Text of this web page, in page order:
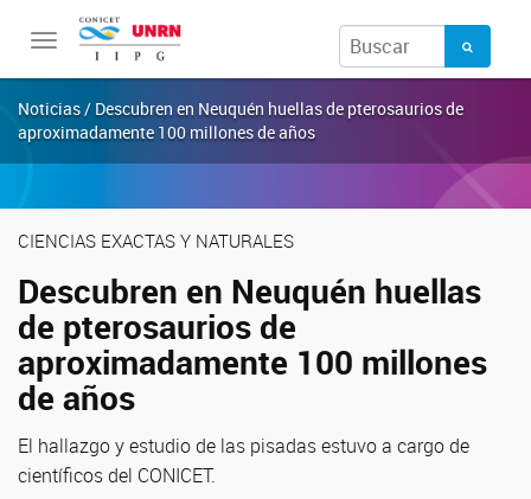
Toggle
navigation
Noticias / Descubren en Neuquén huellas de pterosaurios de
aproximadamente 100 millones de años
CIENCIAS EXACTAS Y NATURALES
Descubren en Neuquén huellas
de pterosaurios de
aproximadamente 100 millones
de años
El hallazgo y estudio de las pisadas estuvo a cargo de
científicos del CONICET.